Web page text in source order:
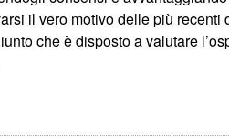
il vero motivo delle più
che è disposto a valutare